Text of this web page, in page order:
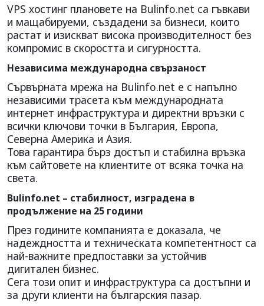
VPS хостинг плановете на Bulinfo.net са гъвкави
и мащабируеми, създадени за бизнеси, които
растат и изискват висока производителност без
компромис в скоростта и сигурността.
Независима международна свързаност
Сървърната мрежа на Bulinfo.net е с напълно
независими трасета към международната
интернет инфраструктура и директни връзки с
всички ключови точки в България, Европа,
Северна Америка и Азия.
Това гарантира бърз достъп и стабилна връзка
към сайтовете на клиентите от всяка точка на
света.
Bulinfo.net – стабилност, изградена в
продължение на 25 години
През годините компанията е доказала, че
надеждността и техническата компетентност са
най-важните предпоставки за устойчив
дигитален бизнес.
Сега този опит и инфраструктура са достъпни и
за други клиенти на българския пазар.